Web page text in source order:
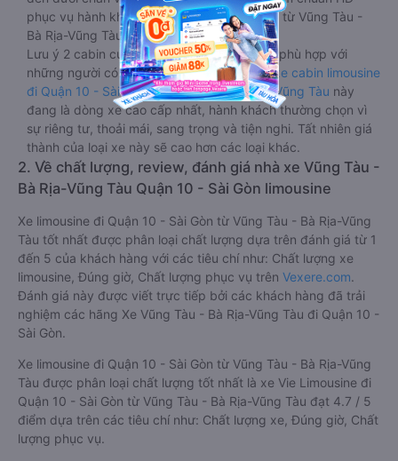
phục vụ hành khách giải trí trong chuyến đi từ Vũng Tàu -
Bà Rịa-Vũng Tàu đến Quận 10 - Sài Gòn.
Lưu ý 2 cabin cuối thường thiết kế nhỏ hơn phù hợp với
những người có thân hình nhỏ nhắn. Dòngxe cabin limousine
đi Quận 10 - Sài Gòn từ Vũng Tàu - Bà Rịa-Vũng Tàu này
đang là dòng xe cao cấp nhất, hành khách thường chọn vì
sự riêng tư, thoải mái, sang trọng và tiện nghi. Tất nhiên giá
thành của loại xe này sẽ cao hơn các loại khác.
2. Về chất lượng, review, đánh giá nhà xe Vũng Tàu -
Bà Rịa-Vũng Tàu Quận 10 - Sài Gòn limousine
Xe limousine đi Quận 10 - Sài Gòn từ Vũng Tàu - Bà Rịa-Vũng
Tàu tốt nhất được phân loại chất lượng dựa trên đánh giá từ 1
đến 5 của khách hàng với các tiêu chí như: Chất lượng xe
limousine, Đúng giờ, Chất lượng phục vụ trên Vexere.com.
Đánh giá này được viết trực tiếp bởi các khách hàng đã trải
nghiệm các hãng Xe Vũng Tàu - Bà Rịa-Vũng Tàu đi Quận 10 -
Sài Gòn.
Xe limousine đi Quận 10 - Sài Gòn từ Vũng Tàu - Bà Rịa-Vũng
Tàu được phân loại chất lượng tốt nhất là xe Vie Limousine đi
Quận 10 - Sài Gòn từ Vũng Tàu - Bà Rịa-Vũng Tàu đạt 4.7 / 5
điểm dựa trên các tiêu chí như: Chất lượng xe, Đúng giờ, Chất
lượng phục vụ.